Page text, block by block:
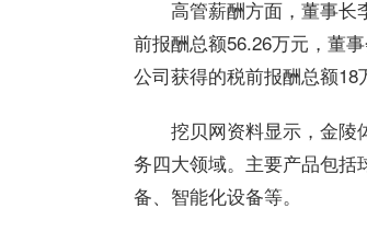
高管薪酬方面，董事长
前报酬总额56.26万元，董
公司获得的税前报酬总额18
挖贝网资料显示，金陵
务四大领域。主要产品包括
备、智能化设备等。